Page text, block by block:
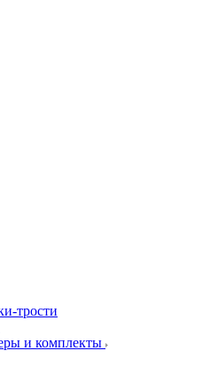
трости
и комплекты